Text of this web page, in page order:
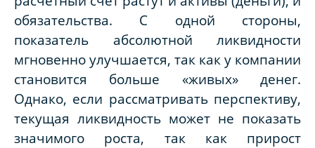
обязательства. С одной стороны,
показатель абсолютной ликвидности
мгновенно улучшается, так как у компании
становится больше «живых» денег.
Однако, если рассматривать перспективу,
текущая ликвидность может не показать
значимого роста, так как прирост